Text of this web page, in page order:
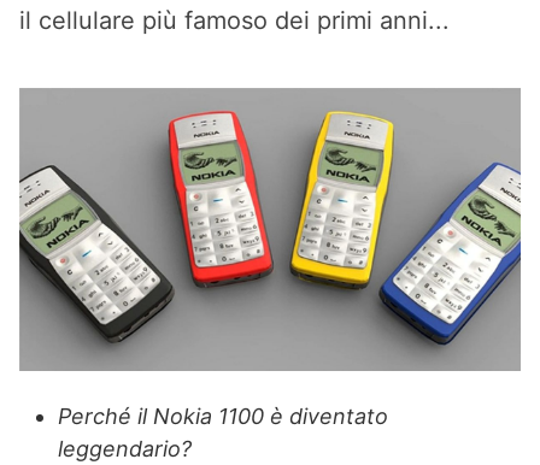
il cellulare più famoso dei primi anni...
Perché il Nokia 1100 è diventato
leggendario?